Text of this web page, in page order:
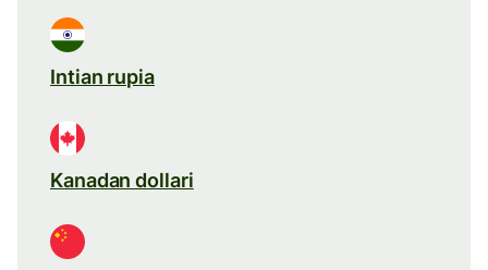
Intian rupia
Kanadan dollari